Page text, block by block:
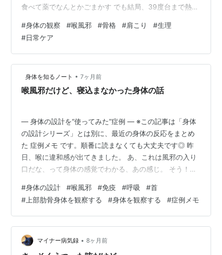
食べて薬でなんとかごまかす でも結局、39度台まで熱が
る（笑） 今日はこの「喉風邪」という症例を、身体の設
計という視点から、 さらに生理期間中の変化も踏まえて
観察してみます。 表に出ている症状 喉の痛み 声が出に
くい 飲み込むと違和感 発熱 全身のだるさ これだけを見
ると、よくある「喉風邪」。でも身体を構造として見る
と、喉“だけ”が原因ではありませ…
#身体の観察 #喉風邪 #骨格 #肩こり #生理
#日常ケア
身体を知るノート • 7ヶ月前
喉風邪だけど、寝込まなかった身体の話
― 身体の設計を“使ってみた”症例 ― ※この記事は「身体
の設計シリーズ」とは別に、最近の身体の反応をまとめ
た 症例メモ です。順番に読まなくても大丈夫です◎ 昨
日、喉に違和感が出てきました。 あ、これは風邪の入り
口だな、って身体の感覚でわかる、あの感じ。 そう！い
たら 「やばい、悪化させないようにしなきゃ！」 って焦
って、 急いで・鼻うがい・喉うがい・たくさん水分を飲
んで・飴をなめて・体力つけなきゃとネットで調べて・
栄養のあるものを食べて・薬でなんとかごまかす …を、
フルセットでやります（笑） でも結局、なぜか毎回悪化
する。 39℃台まで熱…
#身体の設計 #喉風邪 #免疫 #呼吸 #首
# 上部肋骨身体を観察する #身体を観察する #症例メモ
マイナー病気録 • 8ヶ月前